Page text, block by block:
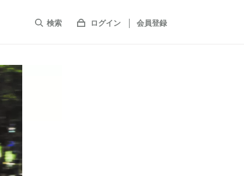
検索 ログイン 会員登録